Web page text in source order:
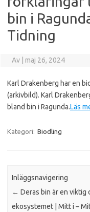
bin i
Tidning
Av maj 26, 2024
Karl Drakenberg har en
(arkivbild). Karl
bland bin i Ragunda.Läs
Kategori: Biodling
Inläggsnavigering
← Deras bin är en viktig
ekosystemet | Mitt i –